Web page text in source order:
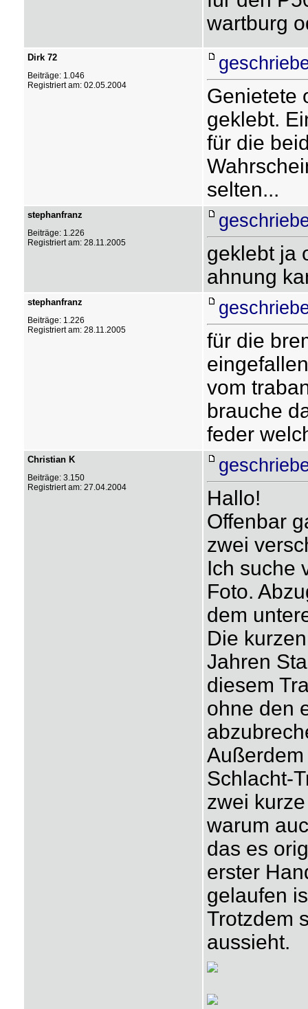
wartburg
Dirk 72
Beiträge: 1.046
Registriert am: 02.05.2004
Genietete
geklebt.
für die
selten...
stephanfranz
Beiträge: 1.226
Registriert am: 28.11.2005
geklebt ja
ahnung
stephanfranz
Beiträge: 1.226
Registriert am: 28.11.2005
für die
vom
brauche
feder
Christian K
Beiträge: 3.150
Registriert am: 27.04.2004
Hallo!
Offenbar
zwei
Ich suche
Foto.
dem
Die
Jahren
diesem
ohne den
Schlacht-
zwei
warum
das es
erster
gelaufen
Trotzdem
aussieht.